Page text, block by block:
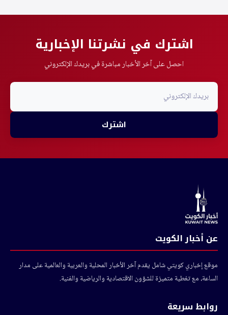
اشترك في نشرتنا الإخبارية
احصل على آخر الأخبار مباشرة في بريدك الإلكتروني
اشترك
عن أخبار الكويت
موقع إخباري كويتي شامل يقدم آخر الأخبار المحلية والعربية والعالمية على مدار
الساعة، مع تغطية متميزة للشؤون الاقتصادية والرياضية والفنية.
روابط سريعة